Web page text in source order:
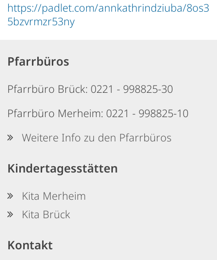
https://padlet.com/annkathrindziuba/8os3
5bzvrmzr53ny
Pfarrbüros
Pfarrbüro Brück: 0221 - 998825-30
Pfarrbüro Merheim: 0221 - 998825-10
Weitere Info zu den Pfarrbüros
Kindertagesstätten
Kita Merheim
Kita Brück
Kontakt